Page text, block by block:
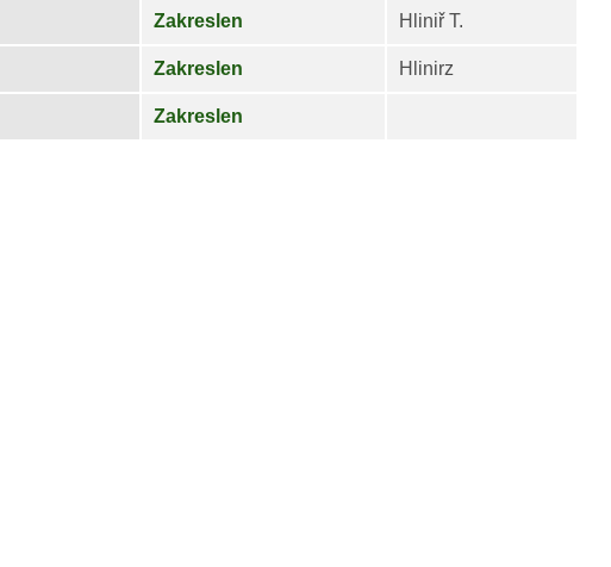
Zakreslen Hliniř T.
Zakreslen Hlinirz
Zakreslen